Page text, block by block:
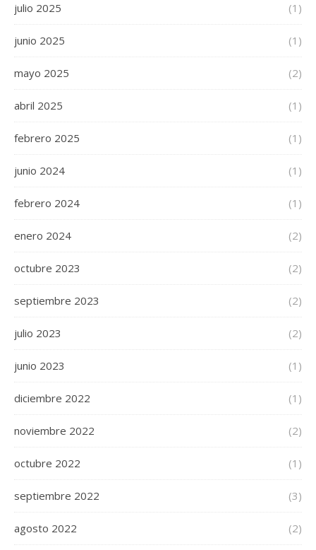
julio 2025 (1)
junio 2025 (1)
mayo 2025 (2)
abril 2025 (1)
febrero 2025 (1)
junio 2024 (1)
febrero 2024 (1)
enero 2024 (2)
octubre 2023 (2)
septiembre 2023 (2)
julio 2023 (2)
junio 2023 (1)
diciembre 2022 (1)
noviembre 2022 (2)
octubre 2022 (1)
septiembre 2022 (3)
agosto 2022 (2)